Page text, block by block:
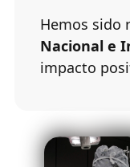
Hemos sido
Nacional e
impacto